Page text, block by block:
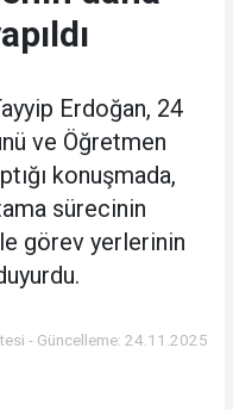
Erdoğan, 24
ve Öğretmen
konuşmada,
sürecinin
görev yerlerinin
- Güncelleme: 24.11.2025